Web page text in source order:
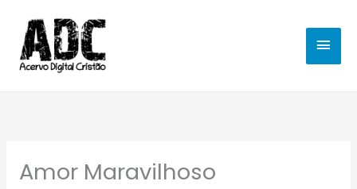
para
conteúdo
Amor Maravilhoso